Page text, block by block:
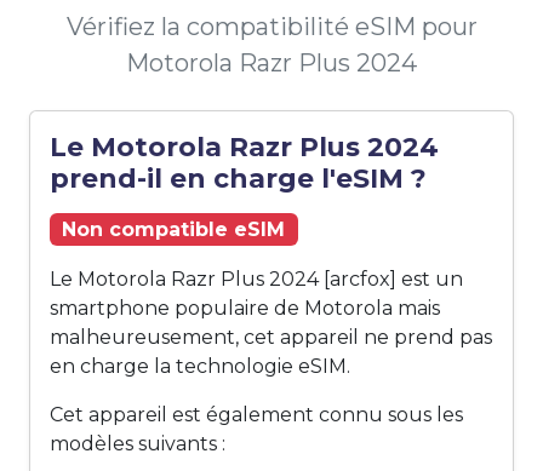
Vérifiez la compatibilité eSIM pour
Motorola Razr Plus 2024
Le Motorola Razr Plus 2024
prend-il en charge l'eSIM ?
Non compatible eSIM
Le Motorola Razr Plus 2024 [arcfox] est un
smartphone populaire de Motorola mais
malheureusement, cet appareil ne prend pas
en charge la technologie eSIM.
Cet appareil est également connu sous les
modèles suivants :